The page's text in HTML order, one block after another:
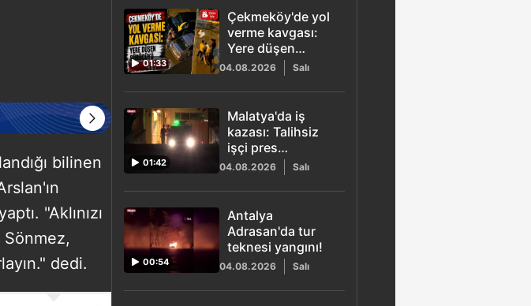
bilinen
"Aklınızı
Sönmez,
dedi.
01:33
Çekmeköy'de yol
verme kavgası:
Yere düşen
sürücüyü
darbettiler
04.08.2026 Salı
01:42
Malatya'da iş
kazası: Talihsiz
işçi pres
makinesine
04.08.2026 Salı
00:54
Antalya
Adrasan'da tur
teknesi yangını!
04.08.2026 Salı